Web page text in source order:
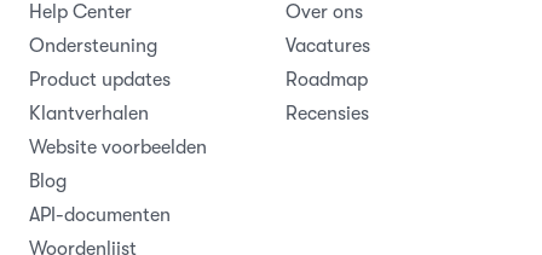
Help Center
Ondersteuning
Product updates
Klantverhalen
Website voorbeelden
Blog
API-documenten
Woordenlijst
Over ons
Vacatures
Roadmap
Recensies